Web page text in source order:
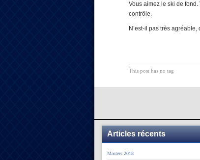
Vous aimez le ski de
contrôle.
N’est-il pas très
This post has no tag
Articles récents
Masters 2018